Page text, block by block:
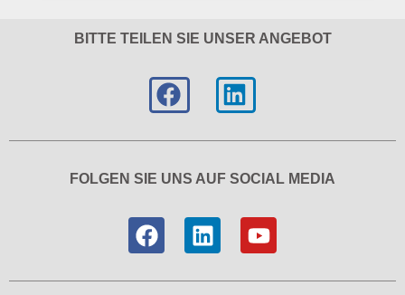
BITTE TEILEN SIE UNSER ANGEBOT
FOLGEN SIE UNS AUF SOCIAL MEDIA